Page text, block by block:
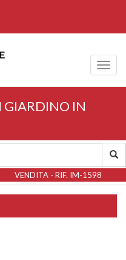
GIARDINO IN
VENDITA - RIF. IM-1598